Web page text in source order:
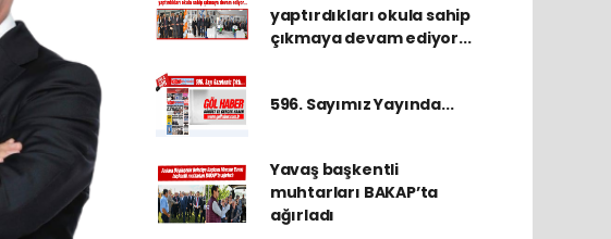
yaptırdıkları okula sahip
çıkmaya devam ediyor...
596. Sayımız Yayında...
Yavaş başkentli
muhtarları BAKAP’ta
ağırladı